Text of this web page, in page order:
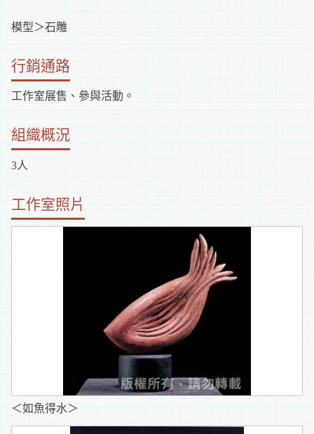
模型＞石雕
行銷通路
工作室展售、參與活動。
組織概況
3人
工作室照片
＜如魚得水＞